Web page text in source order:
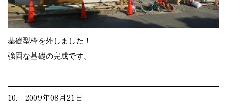
基礎型枠を外しました！
強固な基礎の完成です。
10. 2009年08月21日